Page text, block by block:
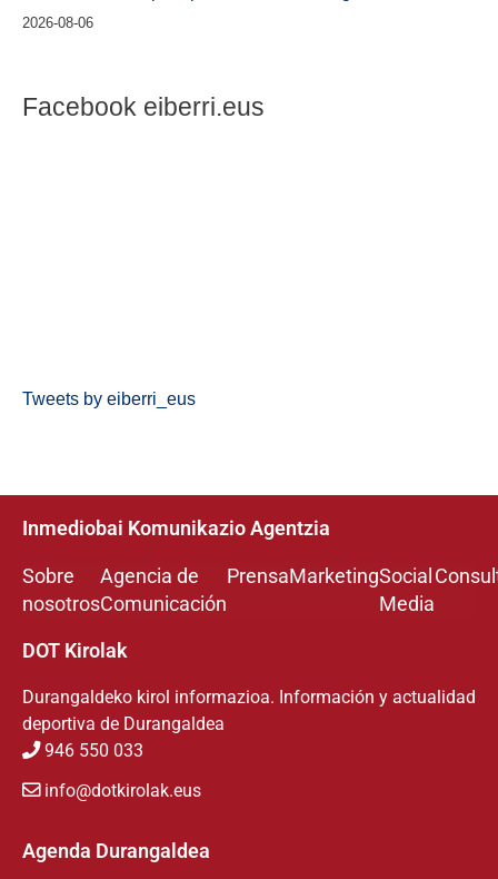
2026-08-06
Facebook eiberri.eus
Tweets by eiberri_eus
Inmediobai Komunikazio Agentzia
Sobre
nosotros
Agencia de
Comunicación
PrensaMarketingSocial
Media
DOT Kirolak
Durangaldeko kirol informazioa. Información y actualidad
deportiva de Durangaldea
946 550 033
info@dotkirolak.eus
Agenda Durangaldea